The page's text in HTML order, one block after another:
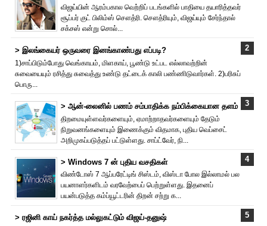
விஜய்யின் ஆரம்பகால வெற்றிப் படங்களில் பாதியை தயா‌ரித்தவர்
சூப்பர் குட் பிலிம்ஸ் சௌத்‌ரி. சௌத்‌ரியும், விஜய்யும் சேர்ந்தால்
சக்சஸ் என்று சொல்...
> இலங்கையர் ஒருவரை இனங்காண்பது எப்படி?
1)சாப்பிடும்போது வெங்காயம், மிளகாய், பூண்டு உட்பட எல்லாவற்றின்
சுவையையும் ரசித்து சுவைத்து உண்டு தட்டைக் காலி பண்ணிடுவார்கள். 2)பரிசுப்
பொரு...
> ஆன்-லைனில் பணம் சம்பாதிக்க நம்பிக்கையான தளம்
திறமையுள்ளவர்களையும், ஏமாற்றாதவர்களையும் தேடும்
நிறுவனங்களையும் இணைக்கும் விதமாக, புதிய வெப்சைட்
அறிமுகப்படுத்தப் பட்டுள்ளது. சாப்ட்வேர், நி...
> Windows 7 ன் புதிய வசதிகள்
விண்டோஸ் 7 ஆப்பரேட்டிங் சிஸ்டம், விஸ்டா போல இல்லாமல் பல
பயனாளர்களிடம் வரவேற்பைப் பெற்றுள்ளது. இதனைப்
பயன்படுத்த கம்ப்யூட்டரின் திறன் சற்று க...
> ரஜினி காய் நகர்த்த மல்லுகட்டும் விஜய்-தனுஷ்